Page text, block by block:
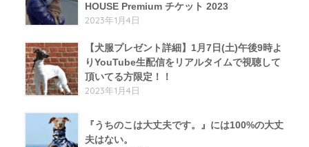
HOUSE Premium チケット 2023
2023年1月4日
【犬服プレゼント詳細】1月7日(土)午後9時よ
りYouTube生配信をリアルタイムで視聴して
頂いてる方限定！！
2023年1月4日
『うちのこは大丈夫です。』には100%の大丈
夫はない。